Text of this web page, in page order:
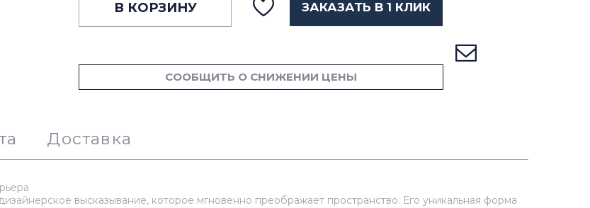
В КОРЗИНУ ЗАКАЗАТЬ В 1 КЛИК
СООБЩИТЬ О СНИЖЕНИИ ЦЕНЫ
Доставка
высказывание, которое мгновенно преображает пространство. Его уникальная форма